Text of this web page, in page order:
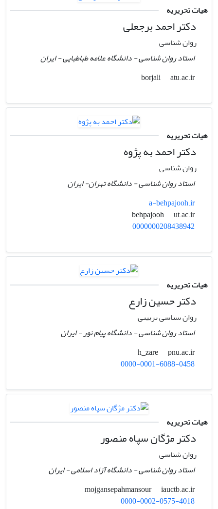
هیات تحریریه
دکتر احمد برجعلی
روان شناسی
استاد روان شناسی - دانشگاه علامه طباطبایی - ایران
borjali
atu.ac.ir
هیات تحریریه
دکتر احمد به پژوه
روان شناسی
استاد روان شناسی - دانشگاه تهران- ایران
a-behpajooh.ir
behpajooh
ut.ac.ir
0000000208438942
هیات تحریریه
دکتر حسین زارع
روان شناسی تربیتی
استاد روان شناسی - دانشگاه پیام نور - ایران
h_zare
pnu.ac.ir
0000-0001-6088-0458
هیات تحریریه
دکتر مژگان سپاه منصور
روان شناسی
استاد روان شناسی - دانشگاه آزاد اسلامی - ایران
mojgansepahmansour
iauctb.ac.ir
0000-0002-0575-4018